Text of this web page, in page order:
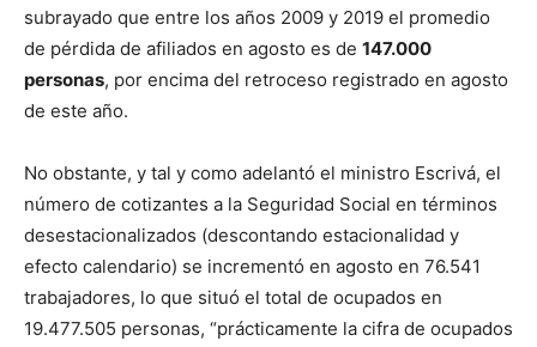
subrayado que entre los años 2009 y 2019 el promedio
de pérdida de afiliados en agosto es de 147.000
personas, por encima del retroceso registrado en agosto
de este año.
No obstante, y tal y como adelantó el ministro Escrivá, el
número de cotizantes a la Seguridad Social en términos
desestacionalizados (descontando estacionalidad y
efecto calendario) se incrementó en agosto en 76.541
trabajadores, lo que situó el total de ocupados en
19.477.505 personas, “prácticamente la cifra de ocupados